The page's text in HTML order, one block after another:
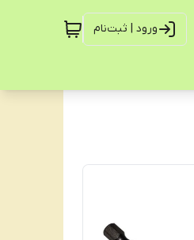
ورود | ثبت‌نام